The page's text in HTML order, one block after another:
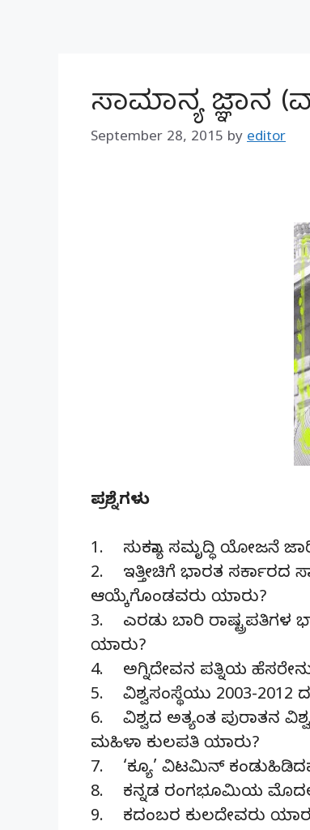
ಸಾಮಾನ್ಯ ಜ್ಞಾನ
September 28, 2015 by editor
ಪ್ರಶ್ನೆಗಳು
1. ಸುಕನ್ಯಾ ಸಮೃದ್ಧಿ ಯೋಜನೆ
2. ಇತ್ತೀಚಿಗೆ ಭಾರತ
ಆಯ್ಕೆಗೊಂಡವರು ಯಾರು?
3. ಎರಡು ಬಾರಿ ರಾಷ್ಟ್ರಪತಿಗಳ
ಯಾರು?
4. ಅಗ್ನಿದೇವನ ಪತ್ನಿಯ
5. ವಿಶ್ವಸಂಸ್ಥೆಯು 2003-2012
6. ವಿಶ್ವದ ಅತ್ಯಂತ ಪುರಾತನ
ಮಹಿಳಾ ಕುಲಪತಿ ಯಾರು?
7. ‘ಕ್ಯೂ’ ವಿಟಮಿನ್
8. ಕನ್ನಡ ರಂಗಭೂಮಿಯ
9. ಕದಂಬರ ಕುಲದೇವರು